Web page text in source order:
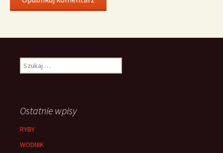
Szukaj:
Ostatnie wpisy
RYBY
WODNIK